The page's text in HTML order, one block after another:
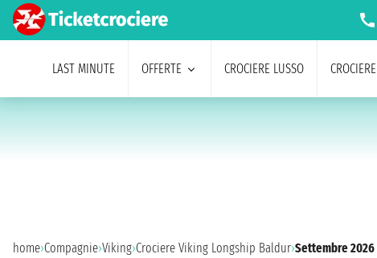
LAST MINUTE OFFERTE CROCIERE LUSSO CROCIERE
home›Compagnie›Viking›Crociere Viking Longship Baldur›Settembre 2026